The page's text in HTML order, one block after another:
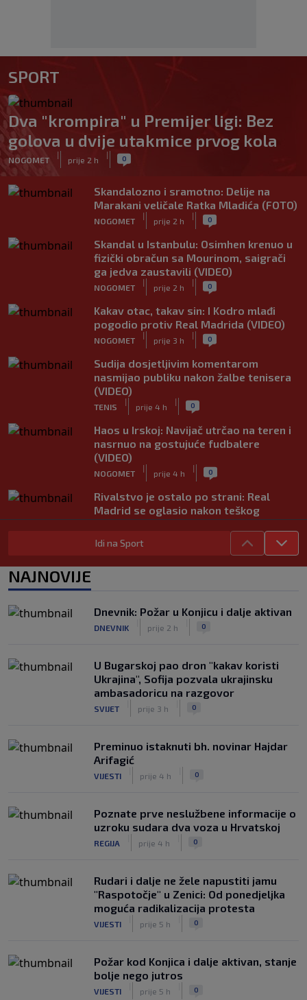
SPORT
Dva "krompira" u Premijer ligi: Bez
golova u dvije utakmice prvog kola
NOGOMET
|
prije 2 h
| 0
Skandalozno i sramotno: Delije na
Marakani veličale Ratka Mladića (FOTO)
NOGOMET
|
prije 2 h
| 0
Skandal u Istanbulu: Osimhen krenuo u
fizički obračun sa Mourinom, saigrači
ga jedva zaustavili (VIDEO)
NOGOMET
|
prije 2 h
| 0
Kakav otac, takav sin: I Kodro mlađi
pogodio protiv Real Madrida (VIDEO)
NOGOMET
|
prije 3 h
| 0
Sudija dosjetljivim komentarom
nasmijao publiku nakon žalbe tenisera
(VIDEO)
TENIS
|
prije 4 h
| 0
Haos u Irskoj: Navijač utrčao na teren i
nasrnuo na gostujuće fudbalere
(VIDEO)
NOGOMET
|
prije 4 h
| 0
Rivalstvo je ostalo po strani: Real
Madrid se oglasio nakon teškog
gubitka Lionela Messija
NOGOMET
prije 5 h
Infantino nekada poručivao: "Novac
NOGOMET
|
prije 5 h
|
Idi na Sport
NAJNOVIJE
Dnevnik: Požar u Konjicu i dalje aktivan
DNEVNIK prije 2 h 0
U Bugarskoj pao dron "kakav koristi
Ukrajina", Sofija pozvala ukrajinsku
ambasadoricu na razgovor
SVIJET prije 3 h 0
Preminuo istaknuti bh. novinar Hajdar
Arifagić
VIJESTI prije 4 h 0
Poznate prve neslužbene informacije o
uzroku sudara dva voza u Hrvatskoj
REGIJA prije 4 h 0
Rudari i dalje ne žele napustiti jamu
"Raspotočje" u Zenici: Od ponedjeljka
moguća radikalizacija protesta
VIJESTI prije 5 h 0
Požar kod Konjica i dalje aktivan, stanje
bolje nego jutros
VIJESTI prije 5 h 0